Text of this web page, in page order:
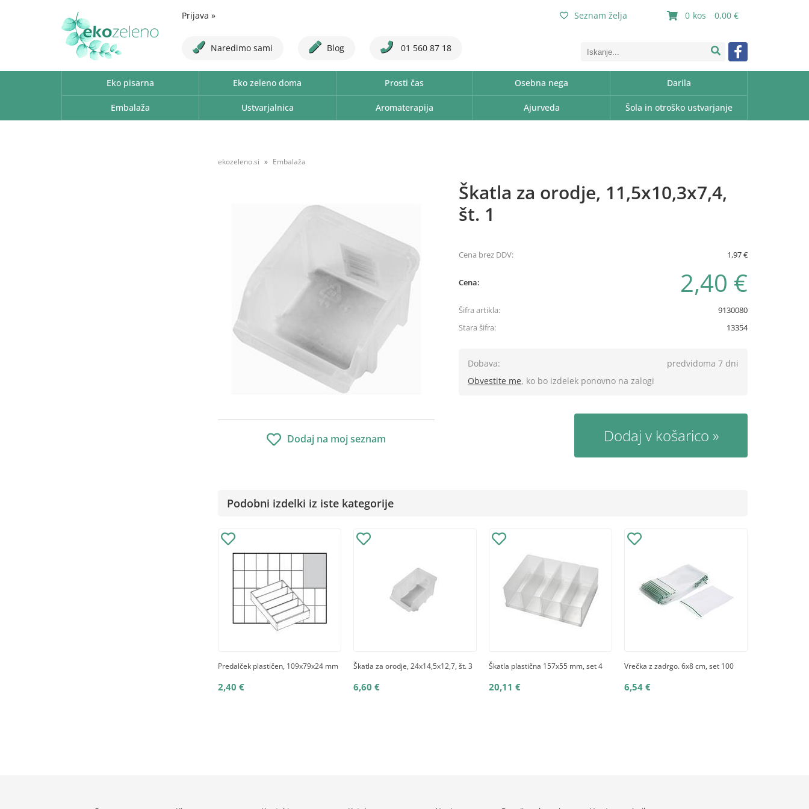
0 0,00
Prijava » Seznam želja
Naredimo sami Blog 01 560 87 18
Eko pisarna Eko zeleno doma Prosti čas Osebna nega Darila
Embalaža Ustvarjalnica Aromaterapija Ajurveda Šola in otroško ustvarjanje
ekozeleno.si Embalaža
Škatla za orodje, 11,5x10,3x7,4,
št. 1
Dodaj na moj seznam
Cena brez DDV: 1,97 €
Cena: 2,40 €
Šifra artikla:
9130080
Stara šifra:
13354
Dobava:
predvidoma 7 dni
Obvestite me, ko bo izdelek ponovno na zalogi
Dodaj v košarico
Podobni izdelki iz iste kategorije
Predalček plastičen, 109x79x24 mm
2,40 €
Škatla za orodje, 24x14,5x12,7, št. 3
6,60 €
Škatla plastična 157x55 mm, set 4
20,11 €
Vrečka z zadrgo. 6x8 cm, set 100
6,54 €